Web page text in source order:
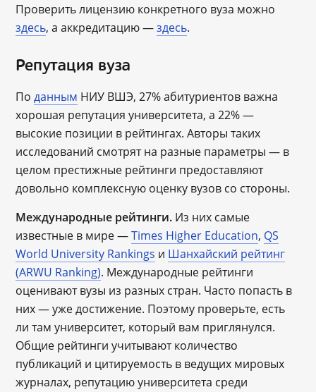
Проверить лицензию конкретного вуза можно
здесь, а аккредитацию —здесь.
Репутация вуза
Поданным НИУ ВШЭ, 27% абитуриентов важна
хорошая репутация университета, а 22% —
высокие позиции в рейтингах. Авторы таких
исследований смотрят на разные параметры ― в
целом престижные рейтинги предоставляют
довольно комплексную оценку вузов со стороны.
Международные рейтинги. Из них самые
известные в мире —Times Higher Education, QS
World University Rankings и Шанхайский рейтинг
(ARWU Ranking). Международные рейтинги
оценивают вузы из разных стран. Часто попасть в
них ― уже достижение. Поэтому проверьте, есть
ли там университет, который вам приглянулся.
Общие рейтинги учитывают количество
публикаций и цитируемость в ведущих мировых
журналах, репутацию университета среди